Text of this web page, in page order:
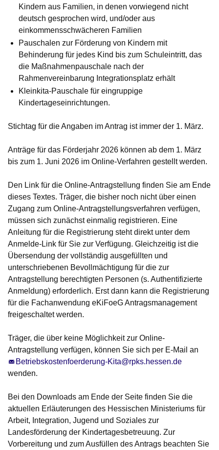
Kindern aus Familien, in denen vorwiegend nicht
deutsch gesprochen wird, und/oder aus
einkommensschwächeren Familien
Pauschalen zur Förderung von Kindern mit
Behinderung für jedes Kind bis zum Schuleintritt, das
die Maßnahmenpauschale nach der
Rahmenvereinbarung Integrationsplatz erhält
Kleinkita-Pauschale für eingruppige
Kindertageseinrichtungen.
Stichtag für die Angaben im Antrag ist immer der 1. März.
Anträge für das Förderjahr 2026 können ab dem 1. März
bis zum 1. Juni 2026 im Online-Verfahren gestellt werden.
Den Link für die Online-Antragstellung finden Sie am Ende
dieses Textes. Träger, die bisher noch nicht über einen
Zugang zum Online-Antragstellungsverfahren verfügen,
müssen sich zunächst einmalig registrieren. Eine
Anleitung für die Registrierung steht direkt unter dem
Anmelde-Link für Sie zur Verfügung. Gleichzeitig ist die
Übersendung der vollständig ausgefüllten und
unterschriebenen Bevollmächtigung für die zur
Antragstellung berechtigten Personen (s. Authentifizierte
Anmeldung) erforderlich. Erst dann kann die Registrierung
für die Fachanwendung eKiFoeG Antragsmanagement
freigeschaltet werden.
Träger, die über keine Möglichkeit zur Online-
Antragstellung verfügen, können Sie sich per E-Mail an
Betriebskostenfoerderung-Kita@rpks.hessen.de
wenden.
Bei den Downloads am Ende der Seite finden Sie die
aktuellen Erläuterungen des Hessischen Ministeriums für
Arbeit, Integration, Jugend und Soziales zur
Landesförderung der Kindertagesbetreuung. Zur
Vorbereitung und zum Ausfüllen des Antrags beachten Sie